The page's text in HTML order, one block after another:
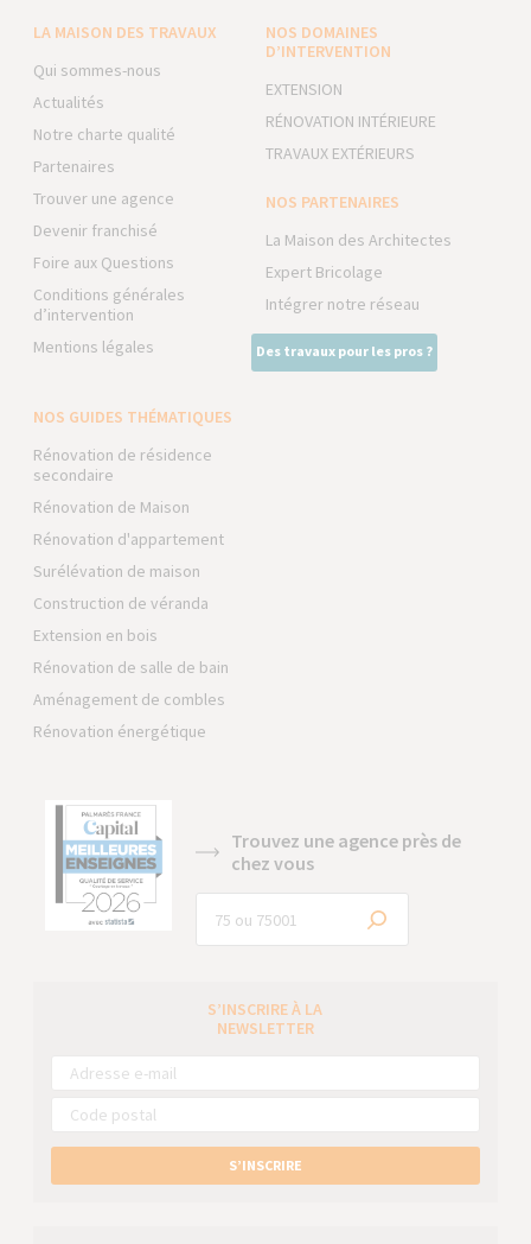
LA MAISON DES TRAVAUX
Qui sommes-nous
Actualités
Notre charte qualité
Partenaires
Trouver une agence
Devenir franchisé
Foire aux Questions
Conditions générales
d’intervention
Mentions légales
NOS DOMAINES
D’INTERVENTION
EXTENSION
RÉNOVATION INTÉRIEURE
TRAVAUX EXTÉRIEURS
NOS PARTENAIRES
La Maison des Architectes
Expert Bricolage
Intégrer notre réseau
Des travaux pour les pros ?
NOS GUIDES THÉMATIQUES
Rénovation de résidence
secondaire
Rénovation de Maison
Rénovation d'appartement
Surélévation de maison
Construction de véranda
Extension en bois
Rénovation de salle de bain
Aménagement de combles
Rénovation énergétique
Trouvez une agence près de
chez vous
S’INSCRIRE À LA
NEWSLETTER
S’INSCRIRE